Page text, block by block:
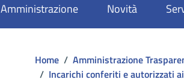
Amministrazione Novità
Home / Amministrazione
/ Incarichi conferiti e autorizzati